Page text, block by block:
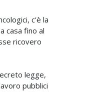
c’è la
casa fino al
ricovero
legge,
pubblici